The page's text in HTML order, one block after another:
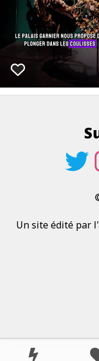
Un site édité par